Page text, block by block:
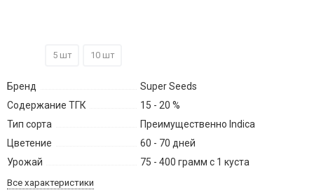
5 шт 10 шт
Бренд
Super Seeds
Содержание ТГК
15 - 20 %
Тип сорта
Преимущественно Indica
Цветение
60 - 70 дней
Урожай
75 - 400 грамм с 1 куста
Все характеристики